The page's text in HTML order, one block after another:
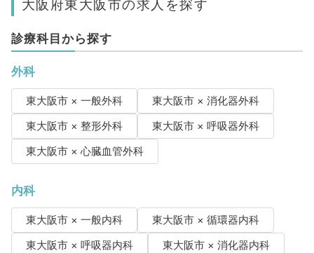
大阪府東大阪市の求人を探す
診療科目から探す
外科
東大阪市 × 一般外科
東大阪市 × 消化器外科
東大阪市 × 整形外科
東大阪市 × 呼吸器外科
東大阪市 × 心臓血管外科
内科
東大阪市 × 一般内科
東大阪市 × 循環器内科
東大阪市 × 呼吸器内科
東大阪市 × 消化器内科